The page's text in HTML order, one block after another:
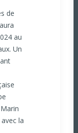
de
au
Un
la